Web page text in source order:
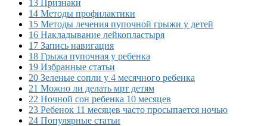
13 Признаки
14 Методы профилактики
15 Методы лечения пупочной грыжи у детей
16 Накладывание лейкопластыря
17 Запись навигация
18 Грыжа пупочная у ребенка
19 Избранные статьи
20 Зеленые сопли у 4 месячного ребенка
21 Можно ли делать мрт детям
22 Ночной сон ребенка 10 месяцев
23 Ребенок 11 месяцев часто просыпается ночью
24 Популярные статьи